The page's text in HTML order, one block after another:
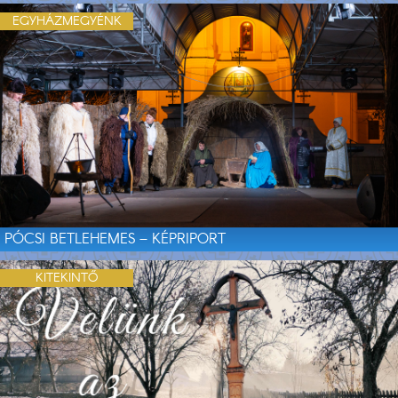
PÓCSI BETLEHEMES – KÉPRIPORT
EGYHÁZMEGYÉNK
KITEKINTŐ